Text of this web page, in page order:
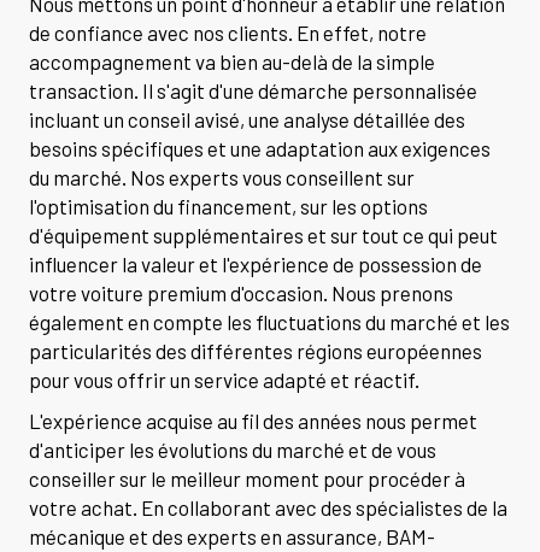
de confiance avec nos clients. En effet, notre
accompagnement va bien au-delà de la simple
transaction. Il s'agit d'une démarche personnalisée
incluant un conseil avisé, une analyse détaillée des
besoins spécifiques et une adaptation aux exigences
du marché. Nos experts vous conseillent sur
l'optimisation du financement, sur les options
d'équipement supplémentaires et sur tout ce qui peut
influencer la valeur et l'expérience de possession de
votre voiture premium d'occasion. Nous prenons
également en compte les fluctuations du marché et les
particularités des différentes régions européennes
pour vous offrir un service adapté et réactif.
L'expérience acquise au fil des années nous permet
d'anticiper les évolutions du marché et de vous
conseiller sur le meilleur moment pour procéder à
votre achat. En collaborant avec des spécialistes de la
mécanique et des experts en assurance, BAM-